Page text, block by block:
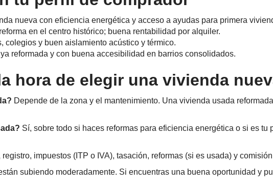
nueva con eficiencia energética y acceso a ayudas para primera
en el centro histórico; buena rentabilidad por alquiler.
colegios y buen aislamiento acústico y térmico.
reformada y con buena accesibilidad en barrios consolidados.
hora de elegir una vivienda
Depende de la zona y el mantenimiento. Una vivienda usada
Sí, sobre todo si haces reformas para eficiencia energética o si es
registro, impuestos (ITP o IVA), tasación, reformas (si es usada) y
subiendo moderadamente. Si encuentras una buena oportunidad y